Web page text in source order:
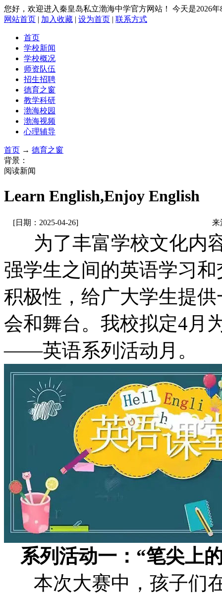
您好，欢迎进入秦皇岛私立渤海中学官方网站！ 今天是2026
网站首页 | 加入收藏 | 设为首页 | 联系方式
首页
学校新闻
学校概况
师资队伍
招生招聘
德育之窗
教学科研
渤海校园
渤海视频
心理辅导
首页 → 德育之窗
背景：
阅读新闻
Learn English,Enjoy English
[日期：2025-04-26] 来
为了丰富学校文化内
强学生之间的英语学习
积极性，给广大学生提
会和舞台。我校拟定4月
——英语系列活动月。
系列活动一：“笔尖上
本次大赛中，孩子们